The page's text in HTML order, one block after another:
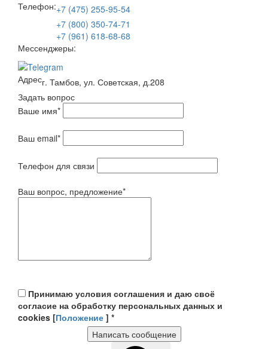
Телефон:+7 (475) 255-95-54
+7 (800) 350-74-71
+7 (961) 618-68-68
Мессенджеры:
Адресг. Тамбов, ул. Советская, д.208
Задать вопрос
Ваше имя*
Ваш email*
Телефон для связи
Ваш вопрос, предложение*
Принимаю условия соглашения и даю своё
согласие на обработку персональных данных и
cookies [Положение ] *
Написать сообщение